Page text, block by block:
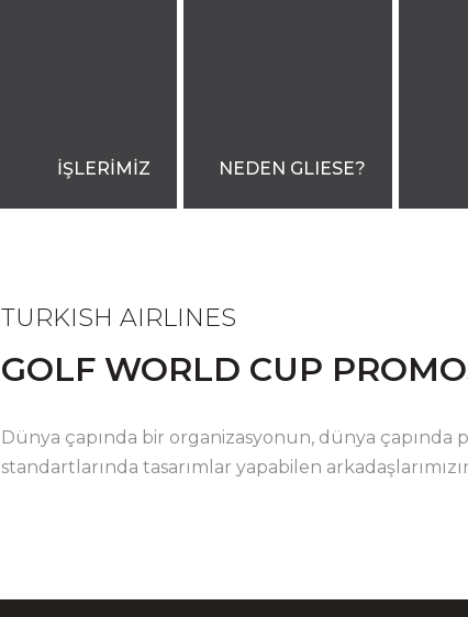
İŞLERİMİZ NEDEN GLIESE?
TURKISH AIRLINES
GOLF WORLD CUP
Dünya çapında bir organizasyonun, dünya çapında
standartlarında tasarımlar yapabilen